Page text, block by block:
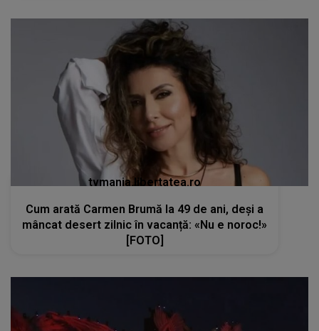
tvmania.libertatea.ro
Cum arată Carmen Brumă la 49 de ani, deși a
mâncat desert zilnic în vacanță: «Nu e noroc!»
[FOTO]